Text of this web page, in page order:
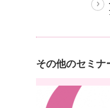
その他のセミナ